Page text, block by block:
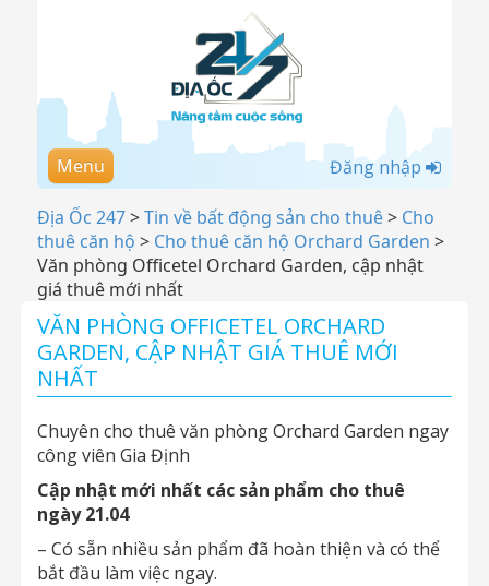
Menu Đăng nhập
Địa Ốc 247>Tin về bất động sản cho thuê> Cho
thuê căn hộ > Cho thuê căn hộ Orchard Garden >
Văn phòng Officetel Orchard Garden, cập nhật
giá thuê mới nhất
VĂN PHÒNG OFFICETEL ORCHARD
GARDEN, CẬP NHẬT GIÁ THUÊ MỚI
NHẤT
Chuyên cho thuê văn phòng Orchard Garden ngay
công viên Gia Định
Cập nhật mới nhất các sản phẩm cho thuê
ngày 21.04
– Có sẵn nhiều sản phẩm đã hoàn thiện và có thể
bắt đầu làm việc ngay.